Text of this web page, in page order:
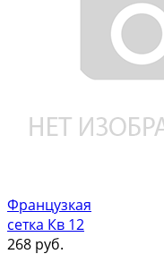
Французкая
сетка Кв 12
268 руб.